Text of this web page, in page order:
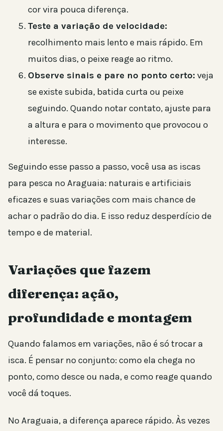
cor vira pouca diferença.
Teste a variação de velocidade:
recolhimento mais lento e mais rápido. Em
muitos dias, o peixe reage ao ritmo.
Observe sinais e pare no ponto certo: veja
se existe subida, batida curta ou peixe
seguindo. Quando notar contato, ajuste para
a altura e para o movimento que provocou o
interesse.
Seguindo esse passo a passo, você usa as iscas
para pesca no Araguaia: naturais e artificiais
eficazes e suas variações com mais chance de
achar o padrão do dia. E isso reduz desperdício de
tempo e de material.
Variações que fazem
diferença: ação,
profundidade e montagem
Quando falamos em variações, não é só trocar a
isca. É pensar no conjunto: como ela chega no
ponto, como desce ou nada, e como reage quando
você dá toques.
No Araguaia, a diferença aparece rápido. Às vezes